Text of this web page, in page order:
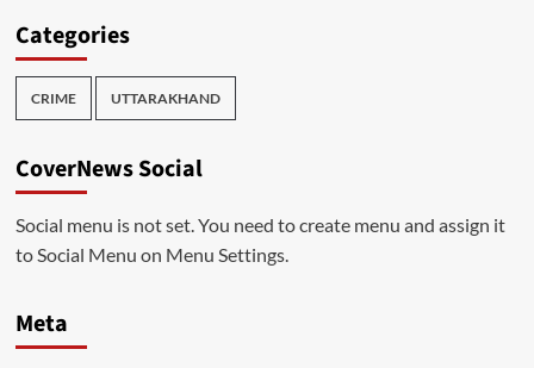
Categories
CRIME UTTARAKHAND
CoverNews Social
Social menu is not set. You need to create menu and assign it
to Social Menu on Menu Settings.
Meta